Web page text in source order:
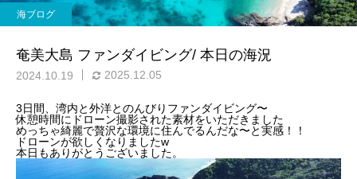
海ブログ
奄美大島 ファンダイビング/ 本日の海況
2024.10.19 2025.12.05
3日間、湾内と外洋とのんびりファンダイビング〜
休憩時間にドローン撮影された素材をいただきました
めっちゃ綺麗で贅沢な環境に住んでるんだな〜と実感！！
ドローンが欲しくなりましたw
本日もありがとうございました。